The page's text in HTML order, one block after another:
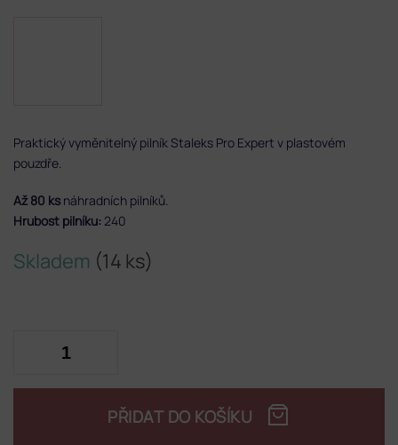
Skladem (14 ks)
PŘIDAT DO KOŠÍKU
Praktický vyměnitelný pilník Staleks Pro Expert v plastovém
pouzdře.
Až 80 ks náhradních pilníků.
Hrubost pilníku: 240